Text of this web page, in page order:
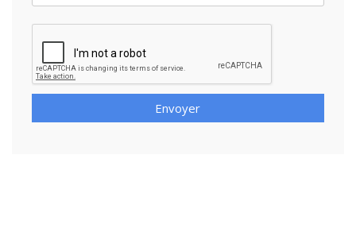
Envoyer